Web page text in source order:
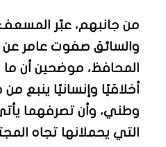
من جانبهم، عبّر
والسائق صفوت عامر عن
المحافظ، موضحين أن ما
أخلاقيًا وإنسانيًا
وطني، وأن تصرفهما
التي يحملانها تجاه